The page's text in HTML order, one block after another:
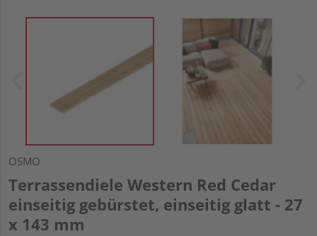
OSMO
Terrassendiele Western Red Cedar
einseitig gebürstet, einseitig glatt - 27
x 143 mm